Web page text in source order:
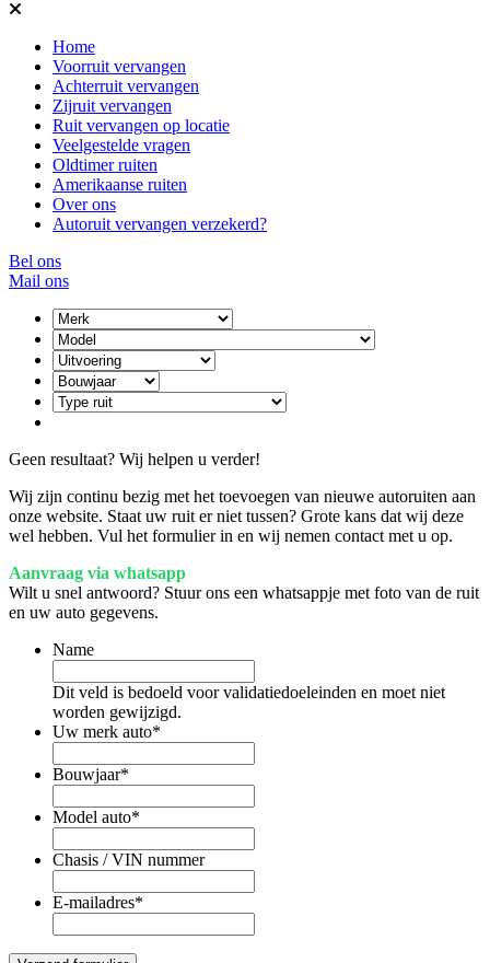
Home
Voorruit vervangen
Achterruit vervangen
Zijruit vervangen
Ruit vervangen op locatie
Veelgestelde vragen
Oldtimer ruiten
Amerikaanse ruiten
Over ons
Autoruit vervangen verzekerd?
Bel ons
Mail ons
Geen resultaat? Wij helpen u verder!
Wij zijn continu bezig met het toevoegen van nieuwe autoruiten aan
onze website. Staat uw ruit er niet tussen? Grote kans dat wij deze
wel hebben. Vul het formulier in en wij nemen contact met u op.
Aanvraag via whatsapp
Wilt u snel antwoord? Stuur ons een whatsappje met foto van de ruit
en uw auto gegevens.
Name
Dit veld is bedoeld voor validatiedoeleinden en moet niet
worden gewijzigd.
Uw merk auto*
Bouwjaar*
Model auto*
Chasis / VIN nummer
E-mailadres*